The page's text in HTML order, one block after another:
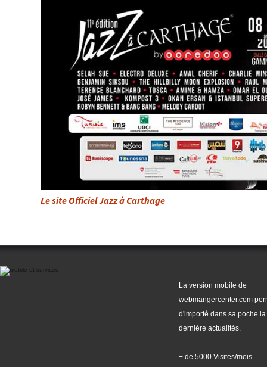
Le site Officiel Jazz à Carthage
La version mobile de
webmangercenter.com
d'importé dans sa poche la
dernière actualités.
+ de 5000 Visites/mois